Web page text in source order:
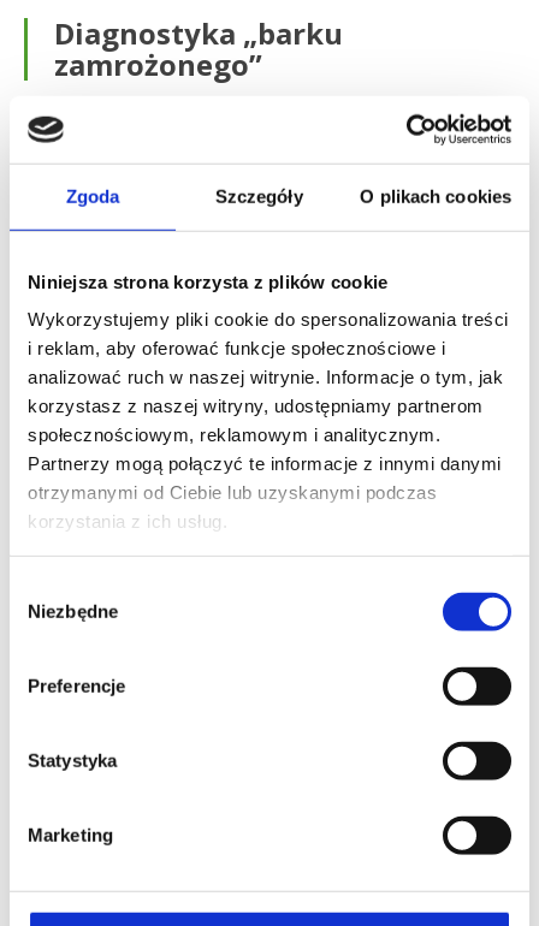
Zgoda Szczegóły O plikach cookies
Niniejsza strona korzysta z plików cookie
Wykorzystujemy pliki cookie do spersonalizowania treści
i reklam, aby oferować funkcje społecznościowe i
analizować ruch w naszej witrynie. Informacje o tym, jak
korzystasz z naszej witryny, udostępniamy partnerom
społecznościowym, reklamowym i analitycznym.
Partnerzy mogą połączyć te informacje z innymi danymi
otrzymanymi od Ciebie lub uzyskanymi podczas
korzystania z ich usług.
zgody
Niezbędne
Preferencje
Statystyka
Marketing
Diagnostyka „barku
zamrożonego”
Historia pojawienia się dolegliwości, wiek pacjenta w
połączeniu z ograniczeniem zakresu ruchu w
niektórych kierunkach i „krepitacjami” stawu podczas
z tzw. barkiem zamrożonym, dlatego niezbędne jest
wykonanie zdjęcia RTG, na którym zmiany
zwyrodnieniowe są doskonale widoczne. W przypadku
wątpliwości lub planowania leczenia operacyjnego
zalecam dodatkowo wykonanie rezonansu
magnetycznego lub tomografii komputerowej.
Leczenie „barku zamrożonego”
W ponad 80. procentach przypadków choroba
ustępuje samoistnie po okresie 12-24 miesięcy i
wymaga jedynie leczenia wspomagającego, w którego
leki przeciwbólowe i przeciwzapalne,
rozciąganie w granicach bólu,
zmniejszają stan zapalny i mogą potencjalnie
przyspieszyć ustąpienie schorzenia.
Jeśli dolegliwości nie dają się ograniczyć leczeniem
zachowawczym, należy rozważyć artroskopowe